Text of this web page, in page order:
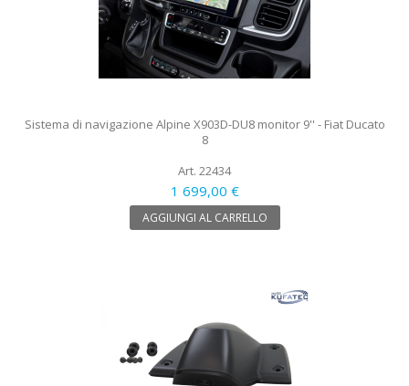
Sistema di navigazione Alpine X903D-DU8 monitor 9'' - Fiat Ducato
8
Art. 22434
1 699,00 €
AGGIUNGI AL CARRELLO